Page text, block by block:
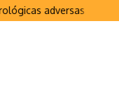
adversas que